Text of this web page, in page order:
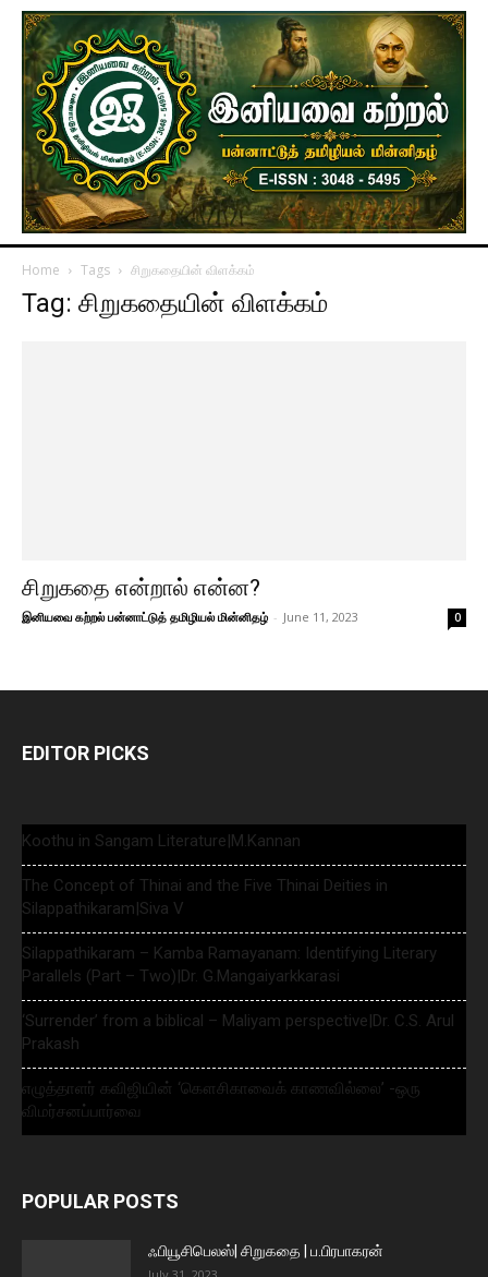
Home Tags சிறுகதையின் விளக்கம்
Tag: சிறுகதையின் விளக்கம்
சிறுகதை என்றால் என்ன?
இனியவை கற்றல் பன்னாட்டுத் தமிழியல் மின்னிதழ் - June 11, 2023 0
EDITOR PICKS
Koothu in Sangam Literature|M.Kannan
The Concept of Thinai and the Five Thinai Deities in
Silappathikaram|Siva V
Silappathikaram – Kamba Ramayanam: Identifying Literary
Parallels (Part – Two)|Dr. G.Mangaiyarkkarasi
‘Surrender’ from a biblical – Maliyam perspective|Dr. C.S. Arul
Prakash
எழுத்தாளர் கவிஜியின் ‘கௌசிகாவைக் காணவில்லை’ -ஒரு
விமர்சனப்பார்வை
POPULAR POSTS
ஃபியூசிபெலஸ்| சிறுகதை | ப.பிரபாகரன்